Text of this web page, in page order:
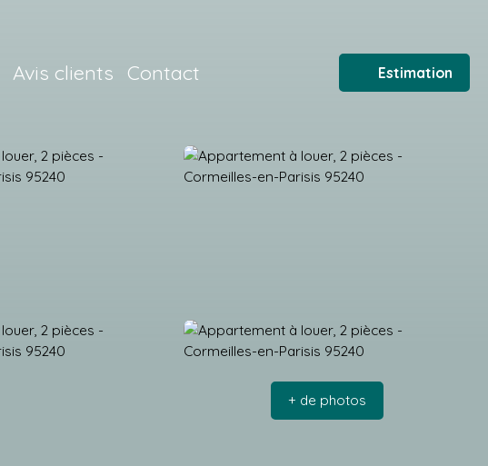
Avis clients Contact Estimation
+ de photos